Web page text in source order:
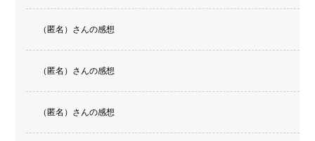
（匿名）さんの感想
（匿名）さんの感想
（匿名）さんの感想